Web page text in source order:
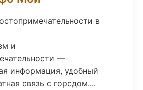
в
и
—
информация, удобный
связь с городом....